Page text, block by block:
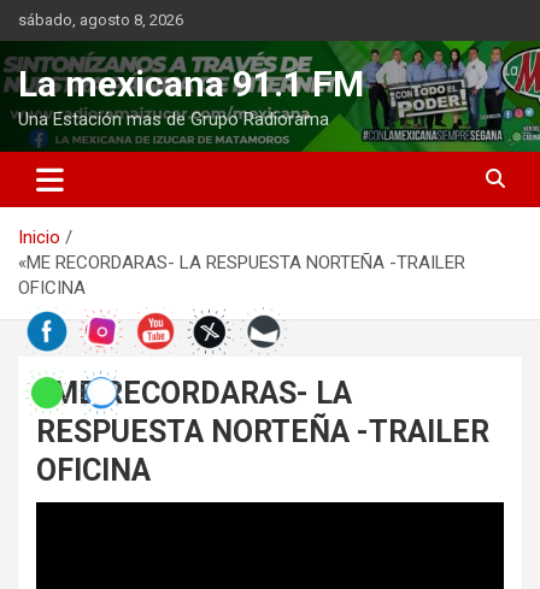
Saltar
al
contenido
sábado, agosto 8, 2026
La mexicana 91.1 FM
Una Estación mas de Grupo Radiorama
Inicio
«ME RECORDARAS- LA RESPUESTA NORTEÑA -TRAILER
OFICINA
«ME RECORDARAS- LA
RESPUESTA NORTEÑA -TRAILER
OFICINA